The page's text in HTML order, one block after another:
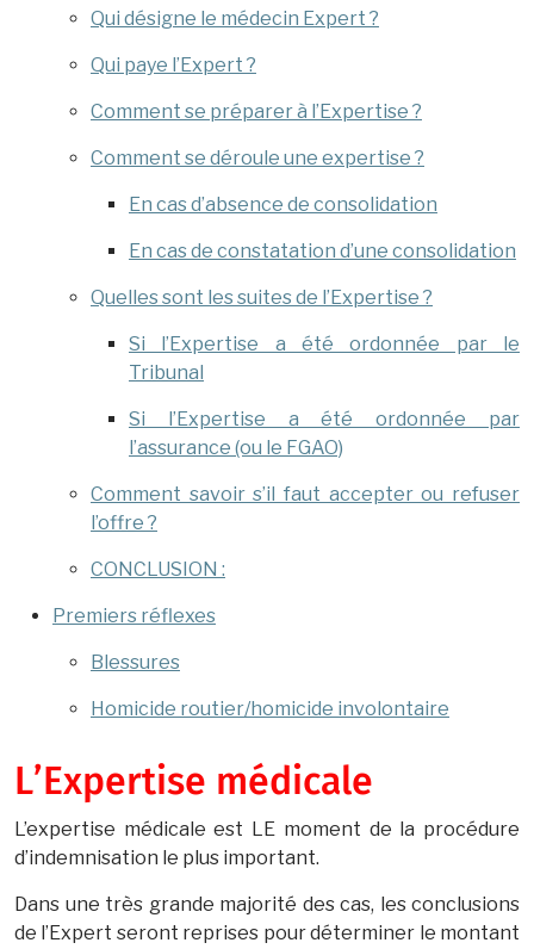
Qui désigne le médecin Expert ?
Qui paye l’Expert ?
Comment se préparer à l’Expertise ?
Comment se déroule une expertise ?
En cas d’absence de consolidation
En cas de constatation d’une consolidation
Quelles sont les suites de l’Expertise ?
Si l’Expertise a été ordonnée par le
Tribunal
Si l’Expertise a été ordonnée par
l’assurance (ou le FGAO)
Comment savoir s’il faut accepter ou refuser
l’offre ?
CONCLUSION :
Premiers réflexes
Blessures
Homicide routier/homicide involontaire
L’Expertise médicale
L’expertise médicale est LE moment de la procédure
d’indemnisation le plus important.
Dans une très grande majorité des cas, les conclusions
de l’Expert seront reprises pour déterminer le montant